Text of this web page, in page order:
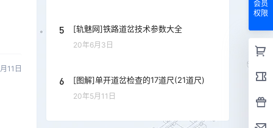
11日
5 [轨魅网]铁路道岔技术参数大全
20年6月3日
6 [图解]单开道岔检查的17道尺(21道尺)
20年5月11日
会员
权限